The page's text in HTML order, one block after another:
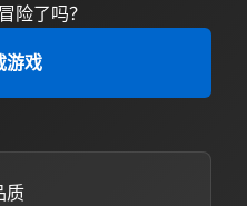
险了吗？
游戏
质